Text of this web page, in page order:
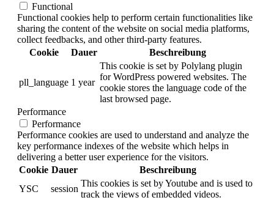
Functional
Functional cookies help to perform certain functionalities like
sharing the content of the website on social media platforms,
collect feedbacks, and other third-party features.
Cookie
Dauer Beschreibung
pll_language 1 year
This cookie is set by Polylang plugin
for WordPress powered websites. The
cookie stores the language code of the
last browsed page.
Performance
Performance
Performance cookies are used to understand and analyze the
key performance indexes of the website which helps in
delivering a better user experience for the visitors.
Cookie Dauer
Beschreibung
YSC
session
This cookies is set by Youtube and is used to
track the views of embedded videos.